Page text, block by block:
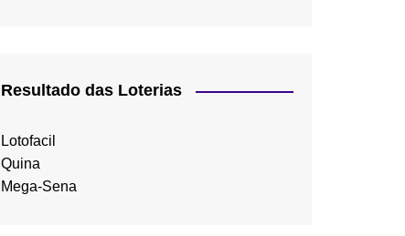
Resultado das Loterias
Lotofacil
Quina
Mega-Sena